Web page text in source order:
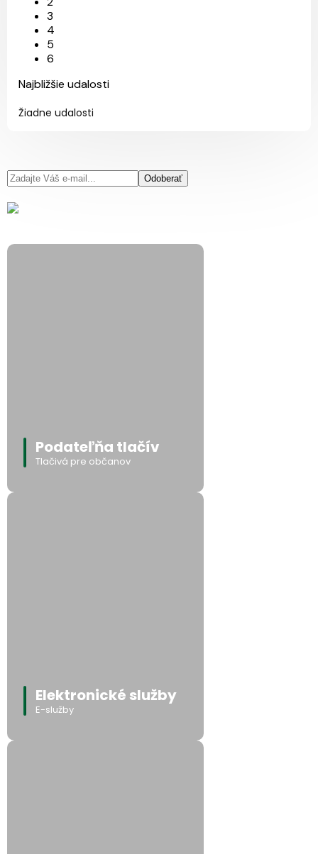
3
4
5
6
Najbližšie udalosti
Žiadne udalosti
Odoberať
Podateľňa tlačív
Tlačivá pre občanov
Elektronické služby
E-služby